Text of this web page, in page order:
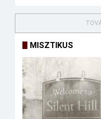
MISZTIKUS